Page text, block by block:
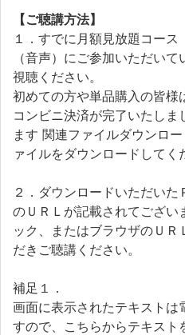
【ご聴講方法】
１．すでに月額見放題コー
（音声）にご参加いただい
視聴ください。
初めての方や単品購入の皆様
コンビニ決済が完了いたし
ます 関連ファイルダウンロ
ァイルをダウンロードしてく
２．ダウンロードいただい
のＵＲＬが記載されてござい
ック、またはブラウザのＵ
だきご聴講ください。
補足１．
画面に表示されたテキストは
すので、こちらからテキスト